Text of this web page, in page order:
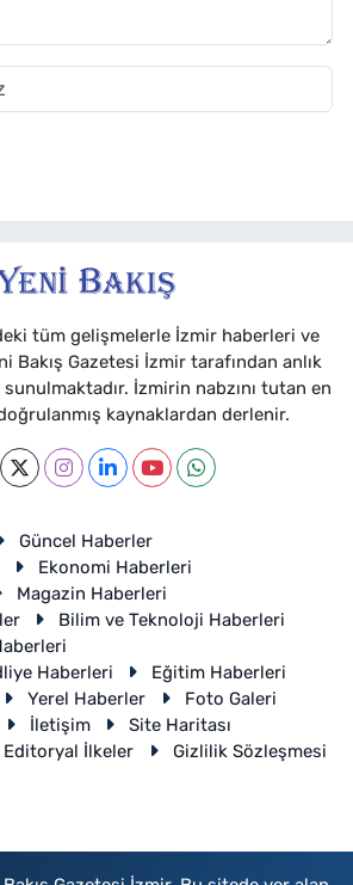
tüm gelişmelerle İzmir haberleri ve
Bakış Gazetesi İzmir tarafından anlık
İzmirin nabzını tutan en
kaynaklardan derlenir.
Güncel Haberler
Ekonomi Haberleri
Magazin Haberleri
Bilim ve Teknoloji Haberleri
Haberleri
Eğitim Haberleri
Yerel Haberler
Foto Galeri
İletişim
Site Haritası
Editoryal İlkeler
Gizlilik Sözleşmesi